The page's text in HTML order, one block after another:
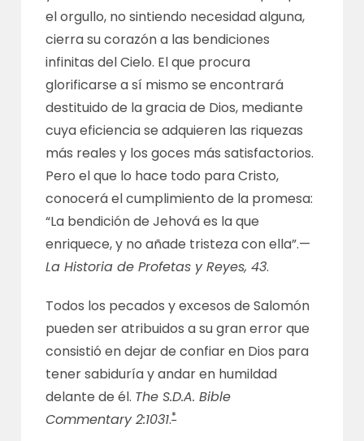
el orgullo, no sintiendo necesidad alguna,
cierra su corazón a las bendiciones
infinitas del Cielo. El que procura
glorificarse a sí mismo se encontrará
destituido de la gracia de Dios, mediante
cuya eficiencia se adquieren las riquezas
más reales y los goces más satisfactorios.
Pero el que lo hace todo para Cristo,
conocerá el cumplimiento de la promesa:
“La bendición de Jehová es la que
enriquece, y no añade tristeza con ella”.—
La Historia de Profetas y Reyes, 43.
Todos los pecados y excesos de Salomón
pueden ser atribuidos a su gran error que
consistió en dejar de confiar en Dios para
tener sabiduría y andar en humildad
delante de él. The S.D.A. Bible
Commentary 2:1031.*